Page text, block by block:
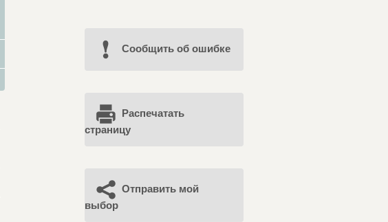
Cообщить об ошибке
Распечатать
страницу
Отправить мой
выбор